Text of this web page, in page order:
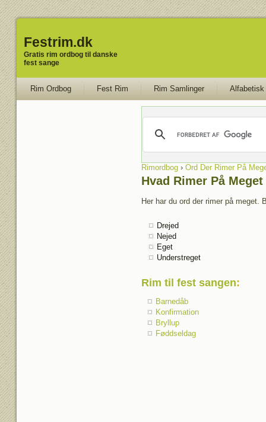
Festrim.dk
Gratis rim ordbog til danske
fest sange
Rim Ordbog Fest Rim Rim Samlinger Alfabetisk
Rimordbog› Ord Der Rimer På
Hvad Rimer På Meget
Her har du ord der rimer på
Drejed
Nejed
Eget
Understreget
Rim til fest sangen:
Barnedåb
Konfirmation
Bryllup
Føddseldag